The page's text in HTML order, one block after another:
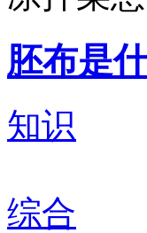
胚布是
知识
综合